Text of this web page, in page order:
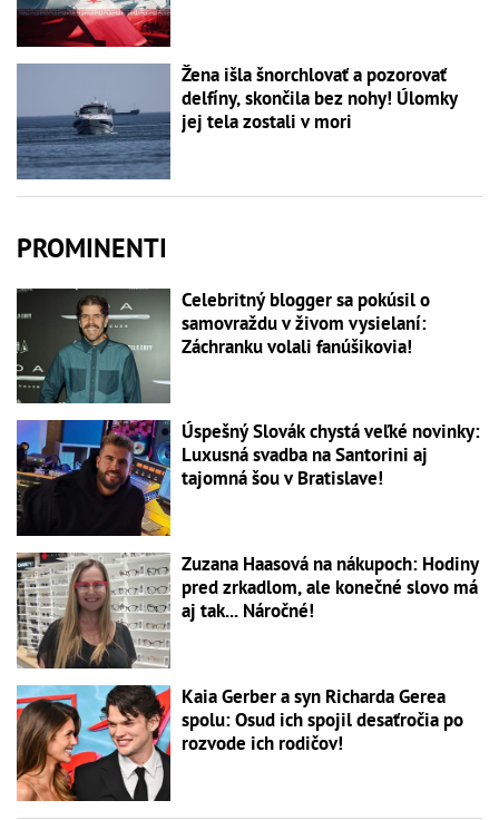
Žena išla šnorchlovať a pozorovať
delfíny, skončila bez nohy! Úlomky
jej tela zostali v mori
PROMINENTI
Celebritný blogger sa pokúsil o
samovraždu v živom vysielaní:
Záchranku volali fanúšikovia!
Úspešný Slovák chystá veľké novinky:
Luxusná svadba na Santorini aj
tajomná šou v Bratislave!
Zuzana Haasová na nákupoch: Hodiny
pred zrkadlom, ale konečné slovo má
aj tak... Náročné!
Kaia Gerber a syn Richarda Gerea
spolu: Osud ich spojil desaťročia po
rozvode ich rodičov!